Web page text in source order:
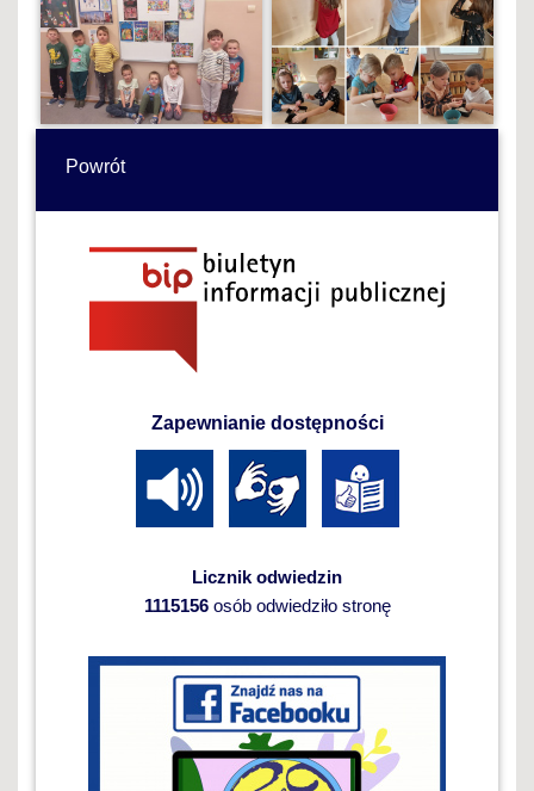
Powrót
Zapewnianie dostępności
Licznik odwiedzin
1115156osób odwiedziło stronę